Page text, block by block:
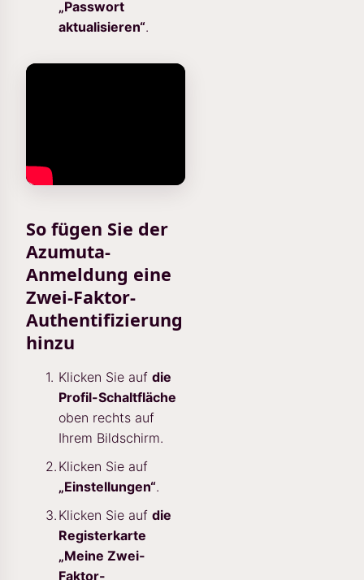
„Passwort
aktualisieren“.
So fügen Sie der
Azumuta-
Anmeldung eine
Zwei-Faktor-
Authentifizierung
hinzu
Klicken Sie auf die
Profil-Schaltfläche
oben rechts auf
Ihrem Bildschirm.
Klicken Sie auf
„Einstellungen“.
Klicken Sie auf die
Registerkarte
„Meine Zwei-
Faktor-